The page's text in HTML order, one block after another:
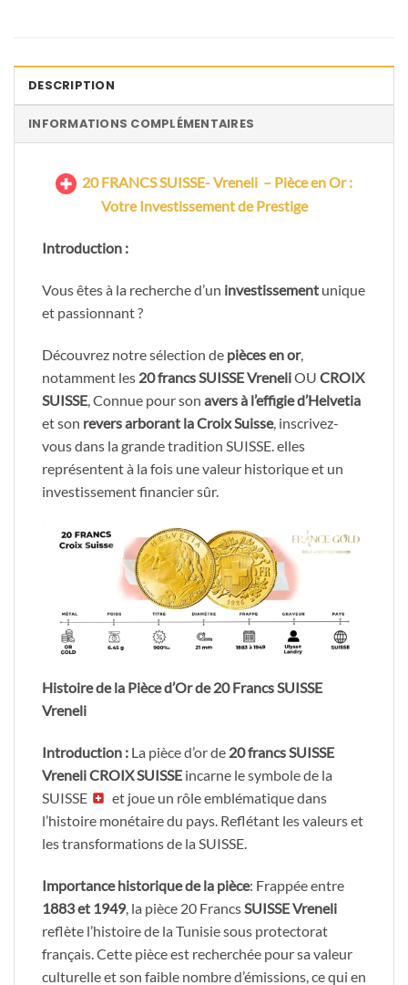
DESCRIPTION
INFORMATIONS COMPLÉMENTAIRES
20FRANCS SUISSE- Vreneli – Pièce en Or :
Votre Investissement de Prestige
Introduction :
Vous êtes à la recherche d’un investissement unique
et passionnant ?
Découvrez notre sélection de pièces en or,
notamment les 20 francs SUISSE VreneliOU CROIX
SUISSE, Connue pour son avers à l’effigie d’Helvetia
et son revers arborant la Croix Suisse, inscrivez-
vous dans la grande tradition SUISSE. elles
représentent à la fois une valeur historique et un
investissement financier sûr.
Histoire de la Pièce d’Or de 20 Francs SUISSE
Vreneli
Introduction : La pièce d’or de 20 francs SUISSE
VreneliCROIX SUISSE incarne le symbole de la
SUISSE
et joue un rôle emblématique dans
l’histoire monétaire du pays. Reflétant les valeurs et
les transformations de la SUISSE.
Importance historique de la pièce: Frappée entre
1883 et 1949, la pièce 20 FrancsSUISSE Vreneli
reflète l’histoire de la Tunisie sous protectorat
français. Cette pièce est recherchée pour sa valeur
culturelle et son faible nombre d’émissions, ce qui en